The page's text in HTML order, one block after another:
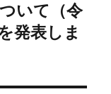
いて（令
発表しま